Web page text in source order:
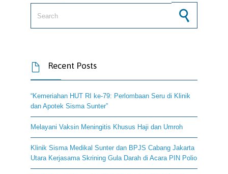
 Recent Posts
“Kemeriahan HUT RI ke-79: Perlombaan Seru di Klinik
dan Apotek Sisma Sunter”
Melayani Vaksin Meningitis Khusus Haji dan Umroh
Klinik Sisma Medikal Sunter dan BPJS Cabang Jakarta
Utara Kerjasama Skrining Gula Darah di Acara PIN Polio